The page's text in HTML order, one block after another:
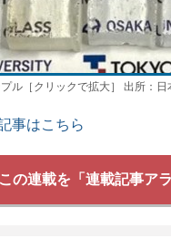
ル［クリックで拡大］ 出所：日
事はこちら
この連載を「連載記事ア